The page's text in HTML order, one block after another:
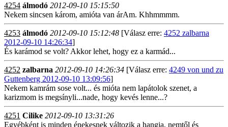
4254 álmodó 2012-09-10 15:15:50
Nekem sincsen károm, amióta van árAm. Khhmmmm.
4253 álmodó 2012-09-10 15:12:48 [Válasz erre: 4252 zalbarna
2012-09-10 14:26:34]
És karámod se volt? Akkor lehet, hogy ez a karmád...
4252 zalbarna 2012-09-10 14:26:34 [Válasz erre: 4249 von und zu
Guttenberg 2012-09-10 13:09:56]
Nekem kamrám sose volt... és mióta nem lapátolok szenet, a
karizmom is megsínyli...nade, hogy kevés lenne...?
4251 Cilike 2012-09-10 13:31:26
Egyébként is minden énekesnek változik a hangja, nemtől és